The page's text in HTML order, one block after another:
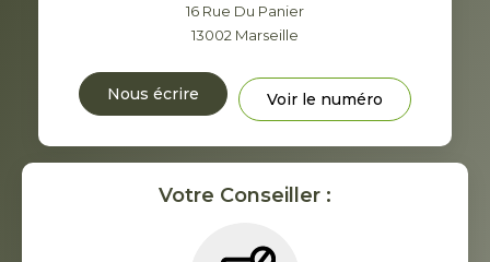
16 Rue Du Panier
13002 Marseille
Nous écrire Voir le numéro
Votre Conseiller :